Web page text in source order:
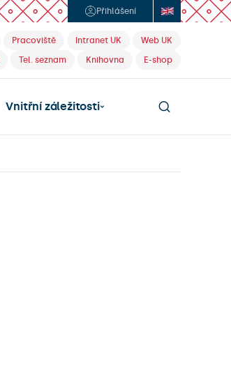
Přihlášení
Pracoviště Intranet UK
Web UK
Tel. seznam Knihovna E-shop
Vnitřní záležitosti